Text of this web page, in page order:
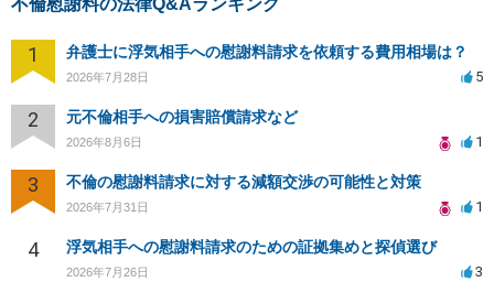
不倫慰謝料の法律Q&Aランキング
1 弁護士に浮気相手への慰謝料請求を依頼する費用相場は？
2026年7月28日 5
2 元不倫相手への損害賠償請求など
2026年8月6日 1
3 不倫の慰謝料請求に対する減額交渉の可能性と対策
2026年7月31日 1
4 浮気相手への慰謝料請求のための証拠集めと探偵選び
2026年7月26日 3